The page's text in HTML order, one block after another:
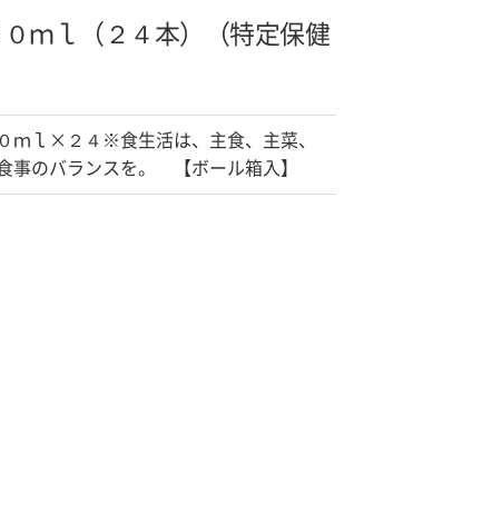
ｍｌ（２４本）（特定保健
ｍｌ×２４※食生活は、主食、主菜、
事のバランスを。 【ボール箱入】